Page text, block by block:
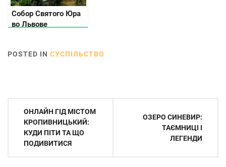
Собор Святого Юра
во Львове
POSTED IN СУСПІЛЬСТВО
Навігація
записів
ОНЛАЙН ГІД МІСТОМ
КРОПИВНИЦЬКИЙ:
КУДИ ПІТИ ТА ЩО
ПОДИВИТИСЯ
ОЗЕРО СИНЕВИР:
ТАЄМНИЦІ І
ЛЕГЕНДИ